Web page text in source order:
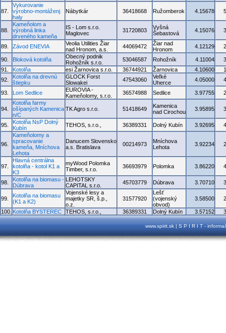
87.
Vykurovanie
výrobno-montáženj
haly
Nábytkár 36418668 Ružomberok 4.15678
88.
Kameňolom a
výrobná linka
drveného kameňa
IS - Lom s.r.o.
Maglovec
31720803
Vyšná
Šebastová
4.15076
89. Závod ENEVIA
Veolia Utilities Žiar
nad Hronom, a.s.
44069472
Žiar nad
Hronom
4.12129
90. Bloková kotolňa
Obecný podnik
Rohožník s.r.o.
53046587 Rohožník 4.11004
91.
Kotolňa esi Žarnovica s.r.o. 36744921 Žarnovica 4.10600
92.
Kotolňa na drevnú
štiepku
GLOCK Forst
Slowakei
47543060
Veľké
Uherce
4.05000
93. Lom Sedlice
EUROVIA -
Kameňolomy, s.r.o.
36574988 Sedlice 3.97755
94.
Kotolňa farmy
ošípaných Kamenica
n/C
TK Agro s.r.o. 51418649
Kamenica
nad Cirochou
3.95895
95.
Kotolňa NsP Dolný
Kubín
TEHOS, s.r.o., 36389331 Dolný Kubín 3.92695
96.
Kameňolomy a
spracovanie
kameňa, Mníchova
Lehota
Danucem Slovensko
a.s. Bratislava
00214973
Mníchova
Lehota
3.92234
97.
Hlavná centrálna
kotolňa - kotol K1 a
K3
myWood Polomka
Timber, s.r.o.
36693979 Polomka 3.86220
98.
Kotolňa na biomasu -
Dúbrava
LEHOTSKY
CAPITAL s.r.o.
45703779 Dúbrava 3.70710
99.
Kotolňa na biomasu
(K1 a K2)
Vojenské lesy a
majetky SR, š.p.,
o.z.
31577920
Lešť
(vojenský
obvod)
3.58500
100. Kotolňa BYSTEREC TEHOS, s.r.o., 36389331 Dolný Kubín 3.57152
www.spirit.sk | S P I R I T -